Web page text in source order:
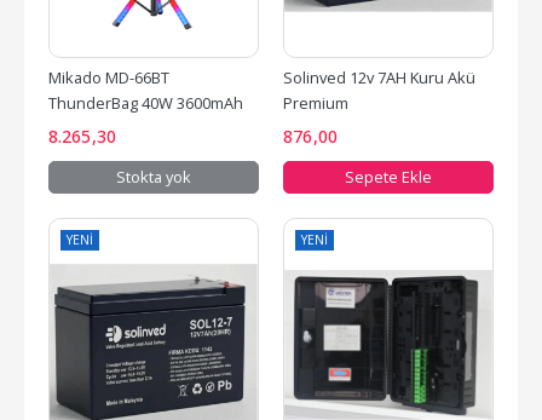
Mikado MD-66BT
ThunderBag 40W 3600mAh
Çanta Taşıma Özellikli...
8.265,30
Stokta yok
Solinved 12v 7AH Kuru Akü
Premium
876,00
Sepete Ekle
YENI YENI